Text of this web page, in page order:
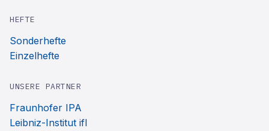
HEFTE
Sonderhefte
Einzelhefte
UNSERE PARTNER
Fraunhofer IPA
Leibniz-Institut ifl